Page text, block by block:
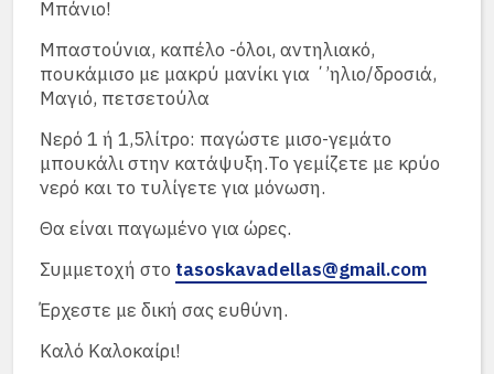
Μπάνιο!
Μπαστούνια, καπέλο -όλοι, αντηλιακό,
πουκάμισο με μακρύ μανίκι για ΄’ηλιο/δροσιά,
Μαγιό, πετσετούλα
Νερό 1 ή 1,5λίτρο: παγώστε μισο-γεμάτο
μπουκάλι στην κατάψυξη.Το γεμίζετε με κρύο
νερό και το τυλίγετε για μόνωση.
Θα είναι παγωμένο για ώρες.
Συμμετοχή στο tasoskavadellas@gmail.com
Έρχεστε με δική σας ευθύνη.
Καλό Καλοκαίρι!